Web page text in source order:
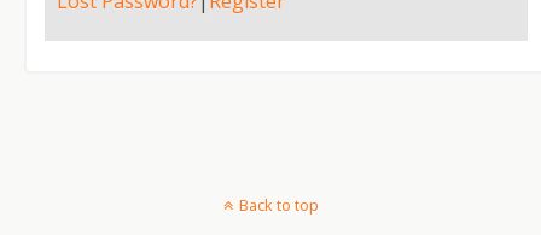
Back to top